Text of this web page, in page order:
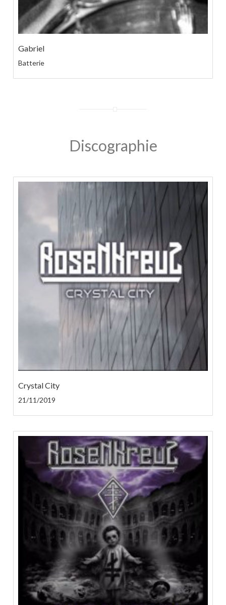
Gabriel
Batterie
Discographie
Crystal City
21/11/2019